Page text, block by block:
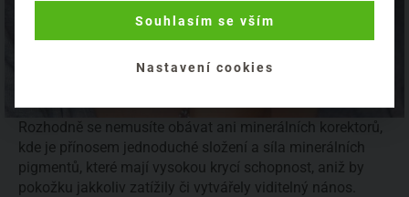
Rozhodně se nemusíte obávat ani minerálních korektorů,
kde je přínosem jednoduché složení a síla minerálních
pigmentů, které mají vysokou krycí schopnost, aniž by
pokožku jakkoliv zatížily či vytvářely viditelný nános.
Souhlasím se vším
Nastavení cookies